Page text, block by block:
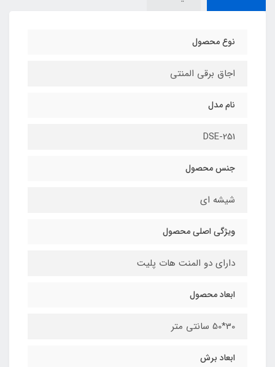
نوع محصول
اجاق برقی المنتی
نام مدل
DSE-251
جنس محصول
شیشه ای
ویژگی اصلی محصول
دارای دو المنت هات پلیت
ابعاد محصول
30*50 سانتی متر
ابعاد برش